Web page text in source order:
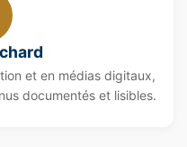
et en médias digitaux,
documentés et lisibles.